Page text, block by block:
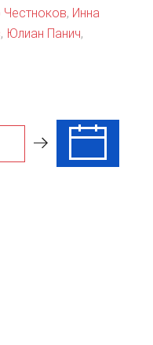
Честноков, Инна
, Юлиан Панич,
Ср